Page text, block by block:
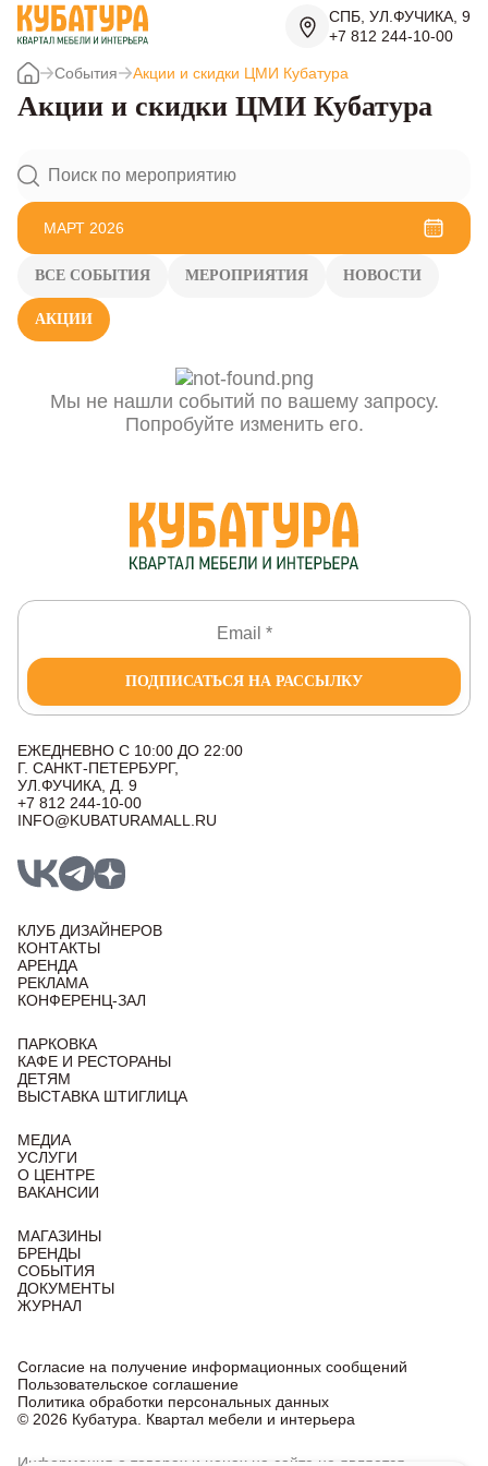
СПБ, УЛ.ФУЧИКА, 9
+7 812 244-10-00
События Акции и скидки ЦМИ Кубатура
Акции и скидки ЦМИ Кубатура
МАРТ 2026
ВСЕ СОБЫТИЯ МЕРОПРИЯТИЯ НОВОСТИ
АКЦИИ
Мы не нашли событий по вашему запросу.
Попробуйте изменить его.
ПОДПИСАТЬСЯ НА РАССЫЛКУ
ЕЖЕДНЕВНО С 10:00 ДО 22:00
Г. САНКТ-ПЕТЕРБУРГ,
УЛ.ФУЧИКА, Д. 9
+7 812 244-10-00
INFO@KUBATURAMALL.RU
КЛУБ ДИЗАЙНЕРОВ
КОНТАКТЫ
АРЕНДА
РЕКЛАМА
КОНФЕРЕНЦ-ЗАЛ
ПАРКОВКА
КАФЕ И РЕСТОРАНЫ
ДЕТЯМ
ВЫСТАВКА ШТИГЛИЦА
МЕДИА
УСЛУГИ
О ЦЕНТРЕ
ВАКАНСИИ
МАГАЗИНЫ
БРЕНДЫ
СОБЫТИЯ
ДОКУМЕНТЫ
ЖУРНАЛ
© 2026 Кубатура. Квартал мебели и интерьера
Согласие на получение информационных сообщений
Пользовательское соглашение
Политика обработки персональных данных